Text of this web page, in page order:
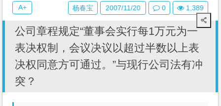
公司章程规定“董事会实行每1万元为一
表决权制，会议决议以超过半数以上表
决权同意方可通过。”与现行公司法有冲
突？
杨春宝 2007/11/20 0 1,389
A+